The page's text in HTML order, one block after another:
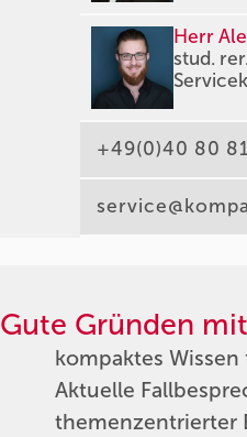
Herr
stud.
+49(0)40 80
Gute Gründen
kompaktes Wissen
Aktuelle
themenzentrierter